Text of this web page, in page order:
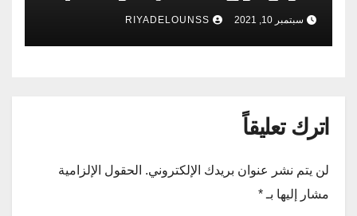
سبتمبر 10, 2021 RIYADELOUNSS
اترك تعليقاً
لن يتم نشر عنوان بريدك الإلكتروني. الحقول الإلزامية
مشار إليها بـ *